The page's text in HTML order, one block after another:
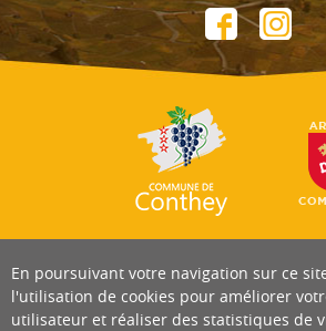
En poursuivant votre navigation sur ce
l'utilisation de cookies pour améliorer
utilisateur et réaliser des statistiques de